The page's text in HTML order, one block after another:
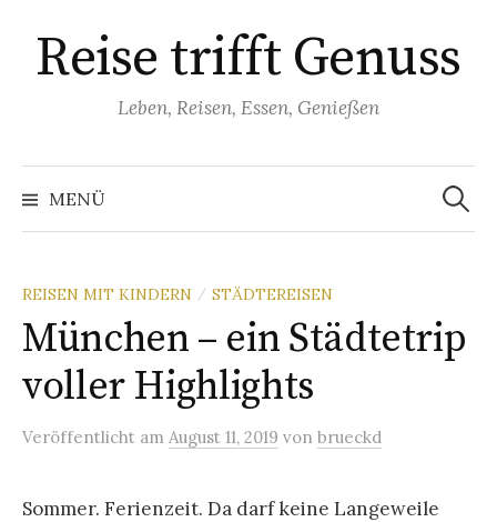
zum
Inhalt
Reise trifft Genuss
Leben, Reisen, Essen, Genießen
MENÜ
Suchen
nach:
REISEN MIT KINDERN / STÄDTEREISEN
München – ein Städtetrip
voller Highlights
Veröffentlicht am August 11, 2019 von brueckd
Sommer. Ferienzeit. Da darf keine Langeweile